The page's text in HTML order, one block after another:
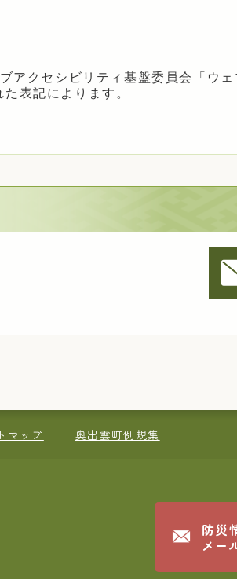
アクセシビリティ基盤委員会「ウ
表記によります。
マップ 奥出雲町例規集
防災
メー